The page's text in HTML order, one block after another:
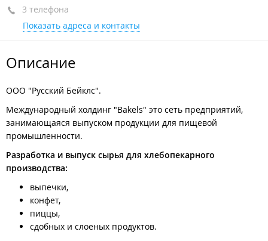
3 телефона
Показать адреса и контакты
Описание
ООО "Русский Бейклс".
Международный холдинг "Bakels" это сеть предприятий,
занимающаяся выпуском продукции для пищевой
промышленности.
Разработка и выпуск сырья для хлебопекарного
производства:
выпечки,
конфет,
пиццы,
сдобных и слоеных продуктов.